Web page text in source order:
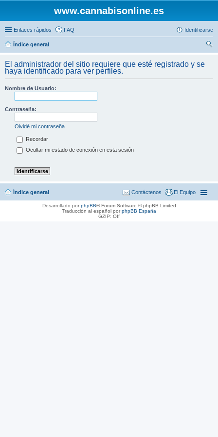
www.cannabisonline.es
Enlaces rápidos FAQ Identificarse
Índice general
El administrador del sitio requiere que esté registrado y se
haya identificado para ver perfiles.
Nombre de Usuario:
Contraseña:
Olvidé mi contraseña
Recordar
Ocultar mi estado de conexión en esta sesión
Índice general El Equipo
Contáctenos
Desarrollado porphpBB® Forum Software © phpBB Limited
Traducción al español porphpBB España
GZIP: Off